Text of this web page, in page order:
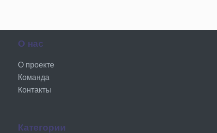
О нас
О проекте
Команда
Контакты
Категории